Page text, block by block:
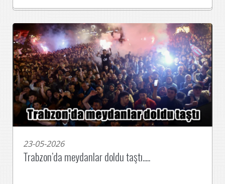
23-05-2026
Trabzon’da meydanlar doldu taştı.....